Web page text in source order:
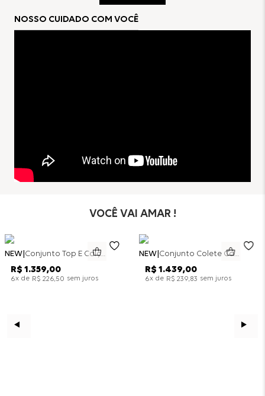
100% Poliéster
NOSSO CUIDADO COM VOCÊ
VOCÊ VAI AMAR !
NEW Conjunto Top E Calça Wide Leg Bicolor Alfaitaria - Off White
R$ 1.359,00
6x de R$ 226,50 sem juros
NEW Conjunto Colete Calça Barril Bicolor Alfaiataria - Off White
R$ 1.439,00
6x de R$ 239,83 sem juros